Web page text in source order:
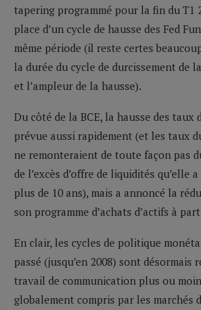
tapering programmé pour la fin du T1
place d’un cycle de hausse des Fed
même période (il reste certes
la durée du cycle de durcissement de
et l’ampleur de la hausse).
Du côté de la BCE, la hausse des taux
prévue aussi rapidement (et les taux
ne remonteraient de toute façon pas
de l’excès d’offre de liquidités qu’elle
plus de 10 ans), mais a annoncé la
son programme d’achats d’actifs à
En clair, les cycles de politique
passé (jusqu’en 2008) sont désormais
travail de communication plus ou
globalement compris par les marchés